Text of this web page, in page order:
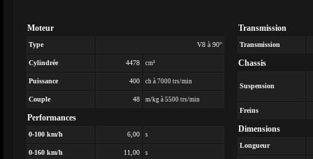
Moteur
Type V8 à 90°
Cylindrée 4478 cm³
Puissance 400 ch à 7000 trs/min
Couple 48 m/kg à 5500 trs/min
Performances
0-100 km/h 6,00 s
0-160 km/h 11,00 s
Transmission
Transmission
Chassis
Suspension
Freins
Dimensions
Longueur